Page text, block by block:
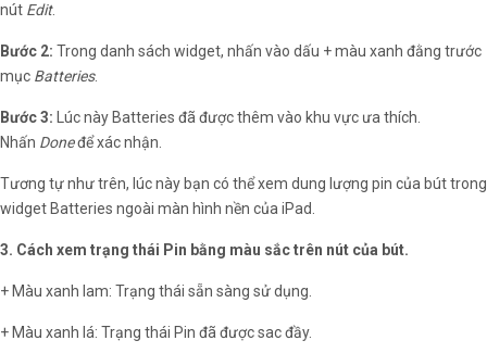
nút Edit.
Bước 2: Trong danh sách widget, nhấn vào dấu + màu xanh đằng trước
mục Batteries.
Bước 3:
Lúc này Batteries đã được thêm vào khu vực ưa thích.
Nhấn Doneđể xác nhận.
Tương tự như trên, lúc này bạn có thể xem dung lượng pin của bút trong
widget Batteries ngoài màn hình nền của iPad.
3. Cách xem trạng thái Pin bằng màu sắc trên nút của bút.
+ Màu xanh lam: Trạng thái sẵn sàng sử dụng.
+ Màu xanh lá: Trạng thái Pin đã được sac đầy.